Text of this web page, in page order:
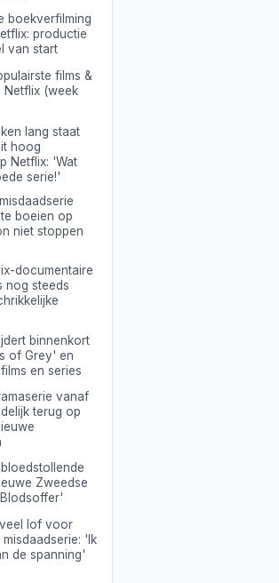
boekverfilming
productie
van start
films &
Netflix (week
lang staat
hoog
Netflix: 'Wat
serie!'
boeien op
niet stoppen
documentaire
nog steeds
binnenkort
of Grey' en
en series
vanaf
terug op
Zweedse
lof voor
'Ik
de spanning'